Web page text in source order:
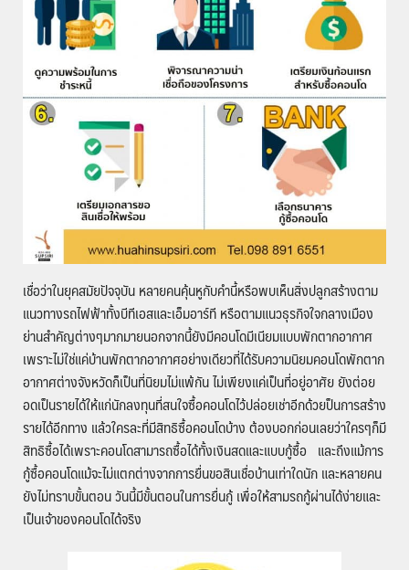
เชื่อว่าในยุคสมัยปัจจุบัน หลายคนคุ้นหูกับคำนี้หรือพบเห็นสิ่งปลูกสร้างตาม
แนวทางรถไฟฟ้าทั้งบีทีเอสและเอ็มอาร์ที หรือตามแนวธุรกิจใจกลางเมือง
ย่านสำคัญต่างๆมากมายนอกจากนี้ยังมีคอนโดมีเนียมแบบพักตากอากาศ
เพราะไม่ใช่แค่บ้านพักตากอากาศอย่างเดียวที่ได้รับความนิยมคอนโดพักตาก
อากาศต่างจังหวัดก็เป็นที่นิยมไม่แพ้กัน ไม่เพียงแค่เป็นที่อยู่อาศัย ยังต่อย
อดเป็นรายได้ให้แก่นักลงทุนที่สนใจซื้อคอนโดไว้ปล่อยเช่าอีกด้วยป็นการสร้าง
รายได้อีกทาง แล้วใครละที่มีสิทธิซื้อคอนโดบ้าง ต้องบอกก่อนเลยว่าใครๆก็มี
สิทธิซื้อได้เพราะคอนโดสามารถซื้อได้ทั้งเงินสดและแบบกู้ซื้อ และถึงแม้การ
กู้ซื้อคอนโดแม้จะไม่แตกต่างจากการยื่นขอสินเชื่อบ้านเท่าใดนัก และหลายคน
ยังไม่ทราบขั้นตอน วันนี้มีขั้นตอนในการยื่นกู้ เพื่อให้สามรถกู้ผ่านได้ง่ายและ
เป็นเจ้าของคอนโดได้จริง